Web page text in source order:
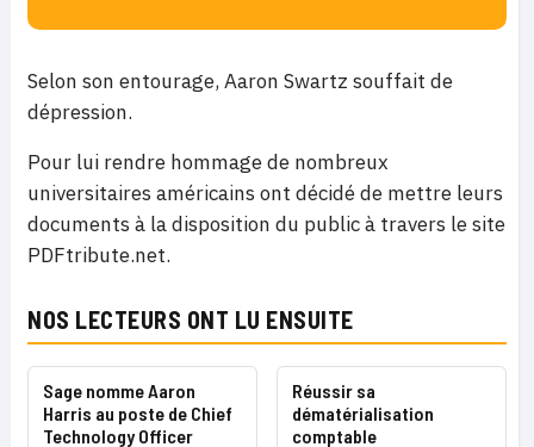
Selon son entourage, Aaron Swartz souffait de
dépression.
Pour lui rendre hommage de nombreux
universitaires américains ont décidé de mettre leurs
documents à la disposition du public à travers le site
PDFtribute.net.
NOS LECTEURS ONT LU ENSUITE
Sage nomme Aaron
Harris au poste de Chief
Technology Officer
Réussir sa
dématérialisation
comptable